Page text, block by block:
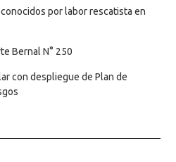
por labor rescatista en
Bernal N° 250
con despliegue de Plan de